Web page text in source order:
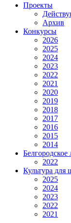
Проекты
Архив
Конкурсы
2026
2025
2024
2023
2022
2021
2020
2019
2018
2017
2016
2015
2014
Белгородское
2022
Культура для
2025
2024
2023
2022
2021